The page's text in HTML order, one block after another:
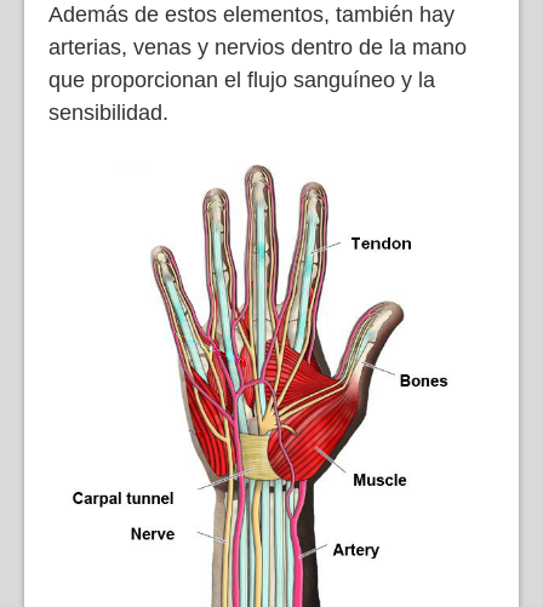
Además de estos elementos, también hay
arterias, venas y nervios dentro de la mano
que proporcionan el flujo sanguíneo y la
sensibilidad.